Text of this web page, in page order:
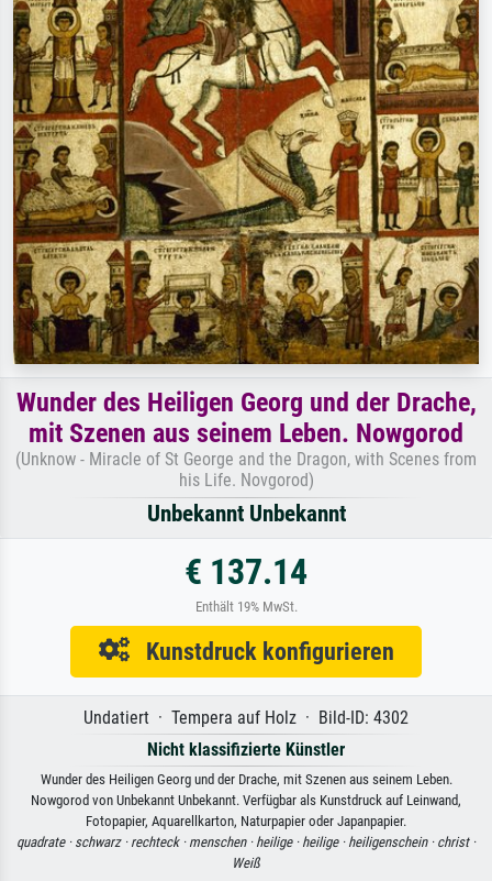
Wunder des Heiligen Georg und der Drache,
mit Szenen aus seinem Leben. Nowgorod
(Unknow - Miracle of St George and the Dragon, with Scenes from
his Life. Novgorod)
Unbekannt Unbekannt
€ 137.14
Enthält 19% MwSt.
Kunstdruck konfigurieren
Undatiert · Tempera auf Holz · Bild-ID: 4302
Nicht klassifizierte Künstler
Wunder des Heiligen Georg und der Drache, mit Szenen aus seinem Leben.
Nowgorod von Unbekannt Unbekannt. Verfügbar als Kunstdruck auf Leinwand,
Fotopapier, Aquarellkarton, Naturpapier oder Japanpapier.
quadrate · schwarz · rechteck · menschen · heilige · heilige · heiligenschein · christ ·
Weiß